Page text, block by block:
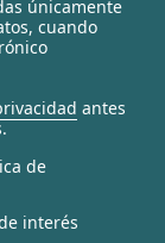
únicamente
cuando
antes
de
interés